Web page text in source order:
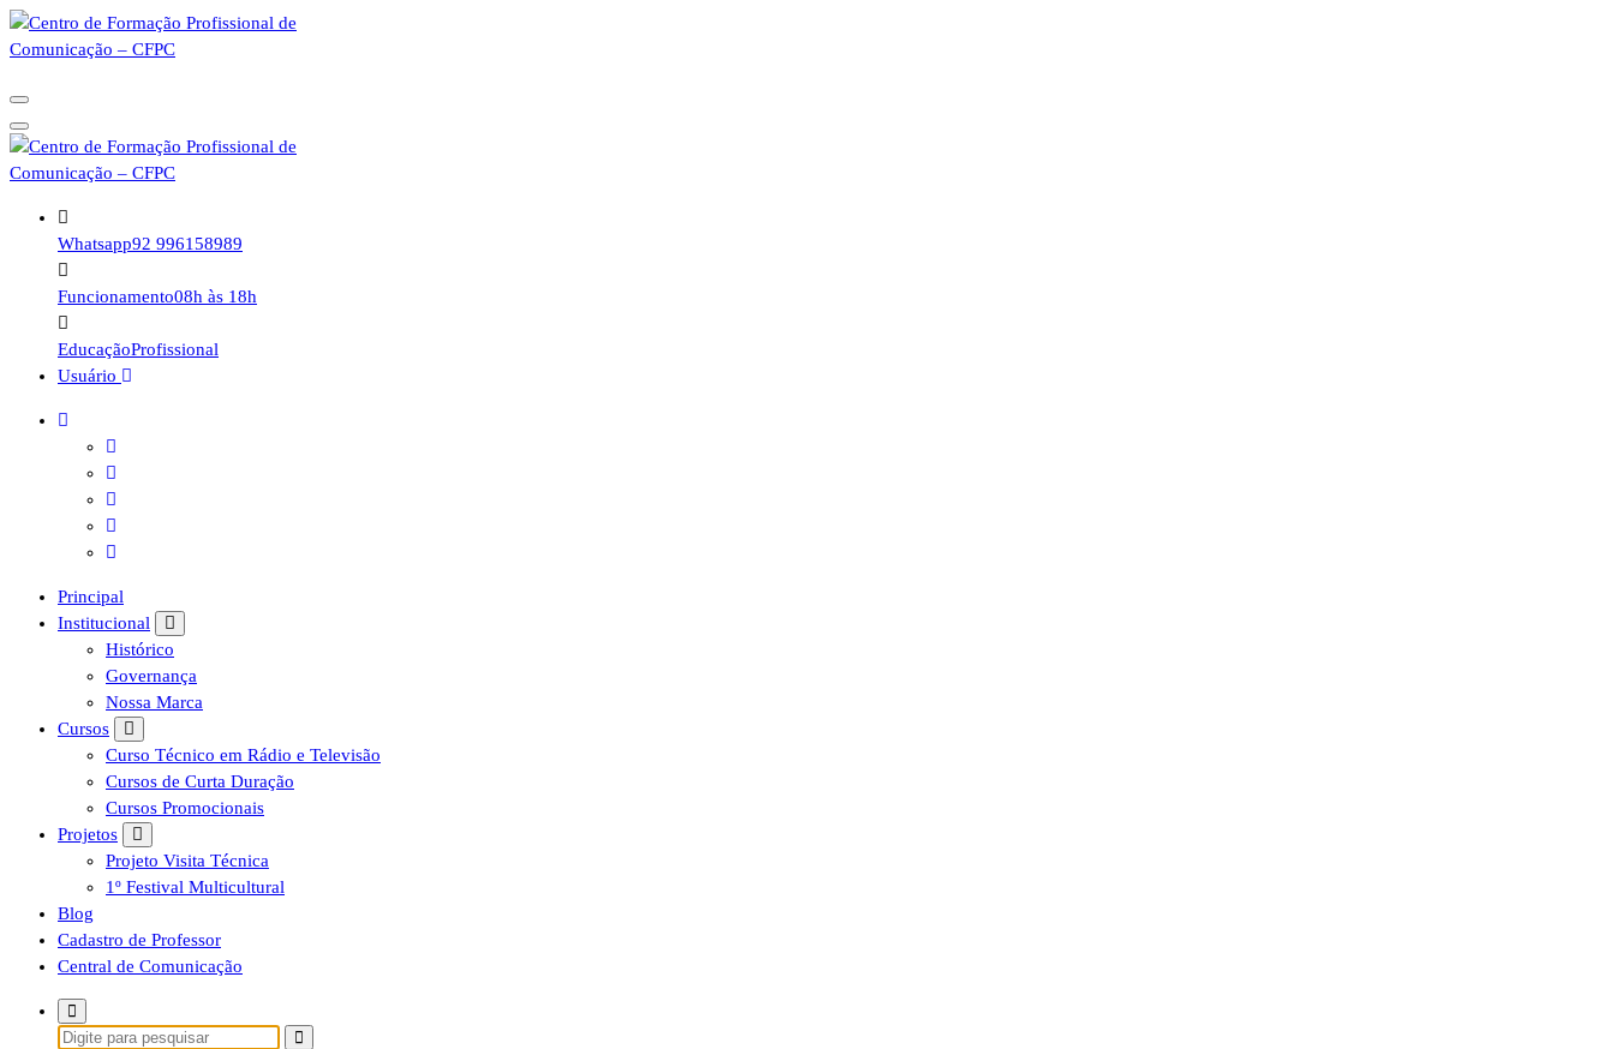
Pular
para
conteúdo
Whatsapp92 996158989
Funcionamento08h às 18h
EducaçãoProfissional
Usuário
Principal
Institucional
Histórico
Governança
Nossa Marca
Cursos
Curso Técnico em Rádio e Televisão
Cursos de Curta Duração
Cursos Promocionais
Projetos
Projeto Visita Técnica
1º Festival Multicultural
Blog
Cadastro de Professor
Central de Comunicação
Pesquisar